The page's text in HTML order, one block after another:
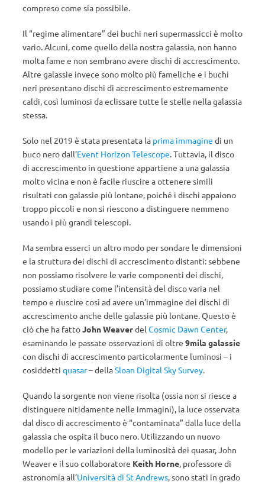
compreso come sia possibile.
Il “regime alimentare” dei buchi neri supermassicci è molto
vario. Alcuni, come quello della nostra galassia, non hanno
molta fame e non sembrano avere dischi di accrescimento.
Altre galassie invece sono molto più fameliche e i buchi
neri presentano dischi di accrescimento estremamente
caldi, così luminosi da eclissare tutte le stelle nella galassia
stessa.
Solo nel 2019 è stata presentata la prima immagine di un
buco nero dall’Event Horizon Telescope. Tuttavia, il disco
di accrescimento in questione appartiene a una galassia
molto vicina e non è facile riuscire a ottenere simili
risultati con galassie più lontane, poiché i dischi appaiono
troppo piccoli e non si riescono a distinguere nemmeno
usando i più grandi telescopi.
Ma sembra esserci un altro modo per sondare le dimensioni
e la struttura dei dischi di accrescimento distanti: sebbene
non possiamo risolvere le varie componenti dei dischi,
possiamo studiare come l’intensità del disco varia nel
tempo e riuscire così ad avere un’immagine dei dischi di
accrescimento anche delle galassie più lontane. Questo è
ciò che ha fattoJohn Weaverdel Cosmic Dawn Center,
esaminando le passate osservazioni di oltre 9mila galassie
con dischi di accrescimento particolarmente luminosi – i
cosiddetti quasar– dellaSloan Digital Sky Survey.
Quando la sorgente non viene risolta (ossia non si riesce a
distinguere nitidamente nelle immagini), la luce osservata
dal disco di accrescimento è “contaminata” dalla luce della
galassia che ospita il buco nero. Utilizzando un nuovo
modello per le variazioni della luminosità dei quasar, John
Weaver e il suo collaboratore Keith Horne, professore di
astronomia all’Università di St Andrews, sono stati in grado